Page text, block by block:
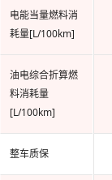
电能当量燃料消
耗量[L/100km]
油电综合折算燃
料消耗量
[L/100km]
整车质保